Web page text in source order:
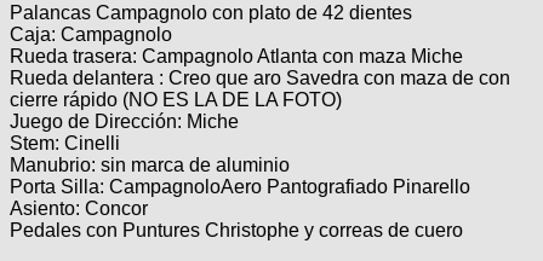
Palancas Campagnolo con plato de 42 dientes
Caja: Campagnolo
Rueda trasera: Campagnolo Atlanta con maza Miche
Rueda delantera : Creo que aro Savedra con maza de con
cierre rápido (NO ES LA DE LA FOTO)
Juego de Dirección: Miche
Stem: Cinelli
Manubrio: sin marca de aluminio
Porta Silla: CampagnoloAero Pantografiado Pinarello
Asiento: Concor
Pedales con Puntures Christophe y correas de cuero